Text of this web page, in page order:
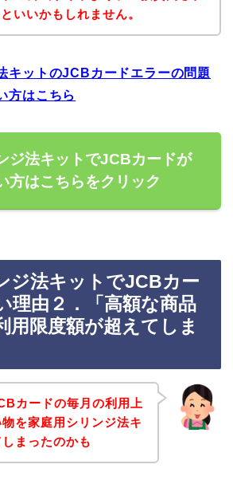
いいかもしれません。
キットのJCBカードエラーの問題
方はこちら
ジ法キットでJCBカードが
方はこちらをクリック
ジ法キットでJCBカー
理由２．「高額な商品
用限度額が超えてしま
カードの毎月の利用上
を家庭用シリンジ法キ
まったのかも